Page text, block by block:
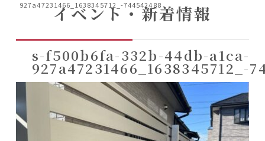
927a47231466_1638345712_-744542488
イベント・新着情報
s-f500b6fa-332b-44db-a1ca-
927a47231466_1638345712_-